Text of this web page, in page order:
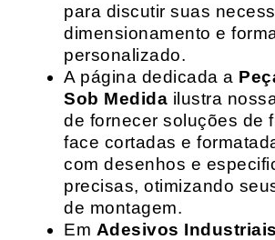
para discutir suas
dimensionamento e
personalizado.
A página dedicada a
Sob Medida ilustra
de fornecer soluções de
face cortadas e
com desenhos e
precisas, otimizando
de montagem.
Em Adesivos Industriais